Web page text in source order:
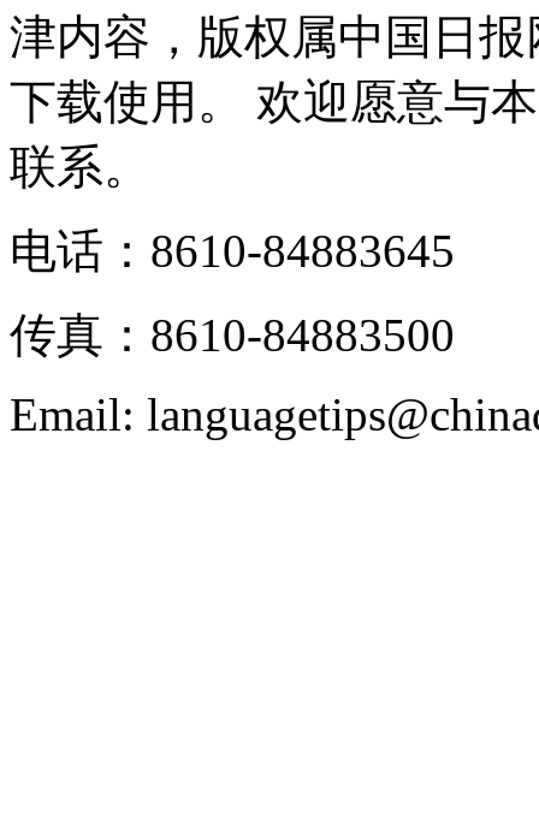
津内容，版权属中国日
下载使用。 欢迎愿意与
联系。
电话：8610-84883645
传真：8610-84883500
Email: